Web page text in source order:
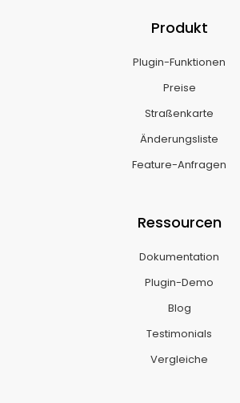
Produkt
Plugin-Funktionen
Preise
Straßenkarte
Änderungsliste
Feature-Anfragen
Ressourcen
Dokumentation
Plugin-Demo
Blog
Testimonials
Vergleiche